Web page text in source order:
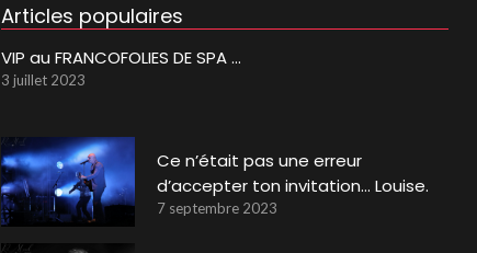
Articles populaires
VIP au FRANCOFOLIES DE SPA …
3 juillet 2023
Ce n’était pas une erreur
d’accepter ton invitation… Louise.
7 septembre 2023